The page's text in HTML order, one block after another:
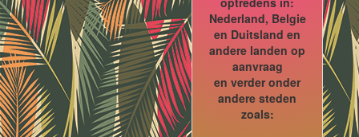
Nederland, Belgie
en Duitsland en
andere landen op
aanvraag
en verder onder
andere steden
zoals: